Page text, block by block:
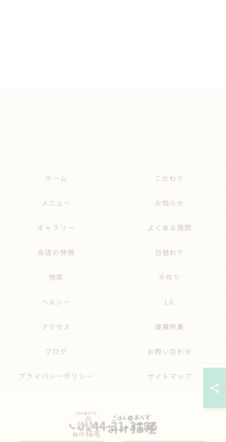
0944-31-3186
ホーム こだわり
メニュー お知らせ
ギャラリー よくある質問
当店の特徴 日替わり
惣菜 手作り
ヘルシー 1人
アクセス 漫画特集
ブログ お問い合わせ
プライバシーポリシー サイトマップ